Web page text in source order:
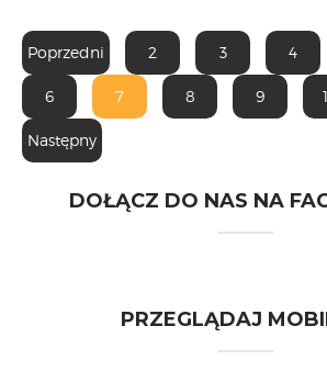
ZGŁOŚ UDZIAŁ
KONTAKT
Poprzedni 2 3 4
6 7 8 9
Następny
DOŁĄCZ DO NAS NA
PRZEGLĄDAJ